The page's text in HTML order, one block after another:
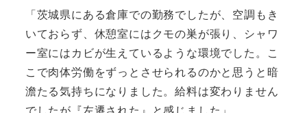
「茨城県にある倉庫での勤務でしたが、空調もき
いておらず、休憩室にはクモの巣が張り、シャワ
ー室にはカビが生えているような環境でした。こ
こで肉体労働をずっとさせられるのかと思うと暗
澹たる気持ちになりました。給料は変わりません
でしたが『左遷された』と感じました」